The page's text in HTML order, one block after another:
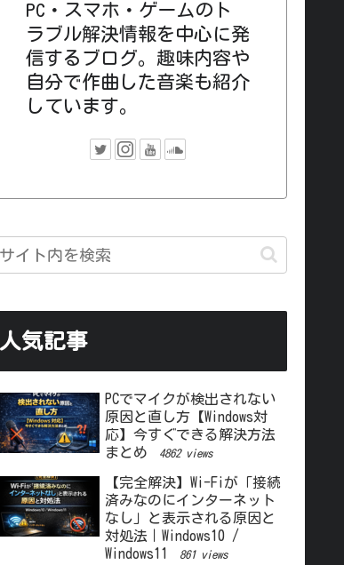
PC・スマホ・ゲームのト
ラブル解決情報を中心に発
信するブログ。趣味内容や
自分で作曲した音楽も紹介
しています。
人気記事
PCでマイクが検出されない
原因と直し方【Windows対
応】今すぐできる解決方法
まとめ
4862 views
【完全解決】Wi-Fiが「接続
済みなのにインターネット
なし」と表示される原因と
対処法｜Windows10 /
Windows11
861 views